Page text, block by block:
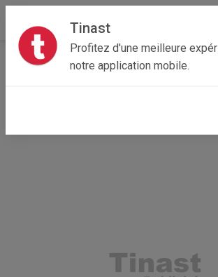
Tinast
Profitez d'une meilleure
notre application mobile.
Accueil Recherche
Professionnel